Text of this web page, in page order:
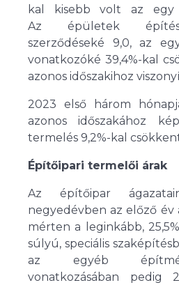
kal kisebb volt az egy
Az épületek
szerződéseké 9,0, az
vonatkozóké 39,4%-kal
azonos időszakihoz
2023 első három
azonos időszakához
termelés 9,2%-kal
Építőipari termelői árak
Az építőipar
negyedévben az előző év
mérten a leginkább,
súlyú, speciális
az egyéb
vonatkozásában pedig